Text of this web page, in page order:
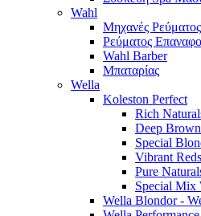
Wahl
Μηχανές Ρεύματος
Ρεύματος
Wahl Barber
Μπαταρίας
Wella
Koleston Perfect
Rich
Deep
Special
Vibrant
Pure
Special Mix
Wella Blondor -